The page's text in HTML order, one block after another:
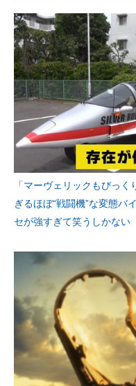
「マーヴェリックもびっ
ぎるほぼ“戦闘機”な変態バ
セが強すぎて笑うしかない